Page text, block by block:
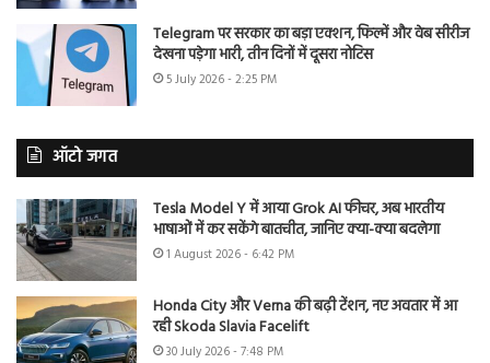
Telegram पर सरकार का बड़ा एक्शन, फिल्में और वेब सीरीज
देखना पड़ेगा भारी, तीन दिनों में दूसरा नोटिस
5 July 2026 - 2:25 PM
ऑटो जगत
Tesla Model Y में आया Grok AI फीचर, अब भारतीय
भाषाओं में कर सकेंगे बातचीत, जानिए क्या-क्या बदलेगा
1 August 2026 - 6:42 PM
Honda City और Verna की बढ़ी टेंशन, नए अवतार में आ
रही Skoda Slavia Facelift
30 July 2026 - 7:48 PM